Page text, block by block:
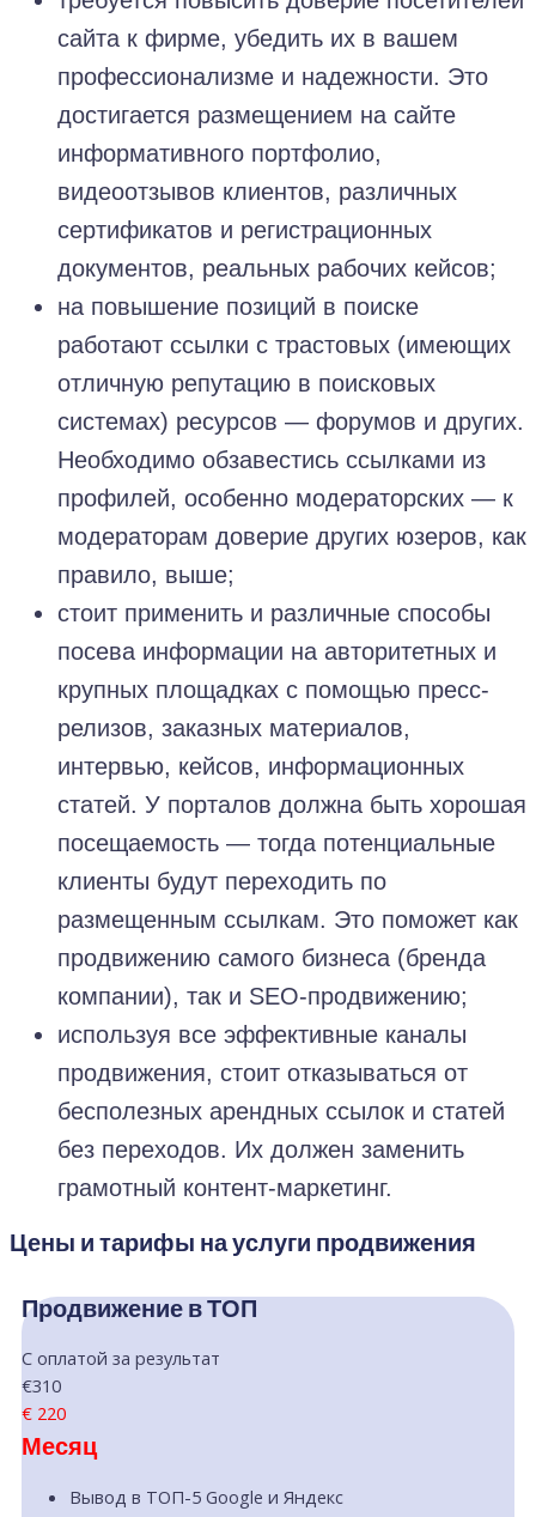
сайта к фирме, убедить их в вашем
профессионализме и надежности. Это
достигается размещением на сайте
информативного портфолио,
видеоотзывов клиентов, различных
сертификатов и регистрационных
документов, реальных рабочих кейсов;
на повышение позиций в поиске
работают ссылки с трастовых (имеющих
отличную репутацию в поисковых
системах) ресурсов — форумов и других.
Необходимо обзавестись ссылками из
профилей, особенно модераторских — к
модераторам доверие других юзеров, как
правило, выше;
стоит применить и различные способы
посева информации на авторитетных и
крупных площадках с помощью пресс-
релизов, заказных материалов,
интервью, кейсов, информационных
статей. У порталов должна быть хорошая
посещаемость — тогда потенциальные
клиенты будут переходить по
размещенным ссылкам. Это поможет как
продвижению самого бизнеса (бренда
компании), так и SEO-продвижению;
используя все эффективные каналы
продвижения, стоит отказываться от
бесполезных арендных ссылок и статей
без переходов. Их должен заменить
грамотный контент-маркетинг.
Цены и тарифы на услуги продвижения
Продвижение в ТОП
С оплатой за результат
€310
€ 220
Месяц
Вывод в ТОП-5 Google и Яндекс